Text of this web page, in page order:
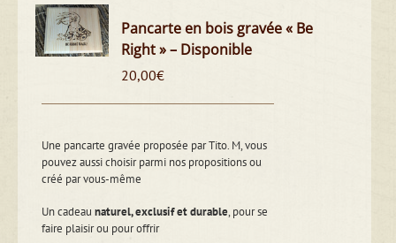
Pancarte en bois gravée « Be
Right » – Disponible
20,00€
Une pancarte gravée proposée par Tito. M, vous
pouvez aussi choisir parmi nos propositions ou
créé par vous-même
Un cadeaunaturel, exclusif et durable, pour se
faire plaisir ou pour offrir